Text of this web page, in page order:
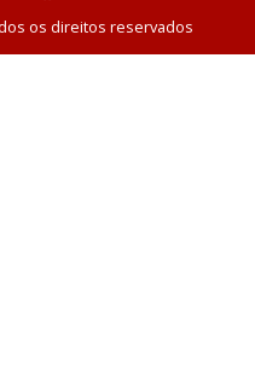
os direitos reservados